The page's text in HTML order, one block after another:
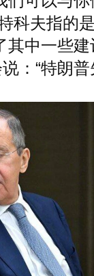
科夫指的
其中一些
：“特朗